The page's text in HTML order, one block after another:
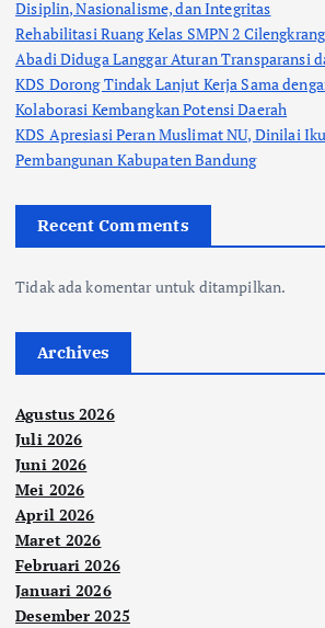
Disiplin, Nasionalisme, dan Integritas
Rehabilitasi Ruang Kelas SMPN 2
Abadi Diduga Langgar Aturan Transparansi
KDS Dorong Tindak Lanjut Kerja Sama
Kolaborasi Kembangkan Potensi Daerah
KDS Apresiasi Peran Muslimat NU, Dinilai
Pembangunan Kabupaten Bandung
Recent Comments
Tidak ada komentar untuk ditampilkan.
Archives
Agustus 2026
Juli 2026
Juni 2026
Mei 2026
April 2026
Maret 2026
Februari 2026
Januari 2026
Desember 2025